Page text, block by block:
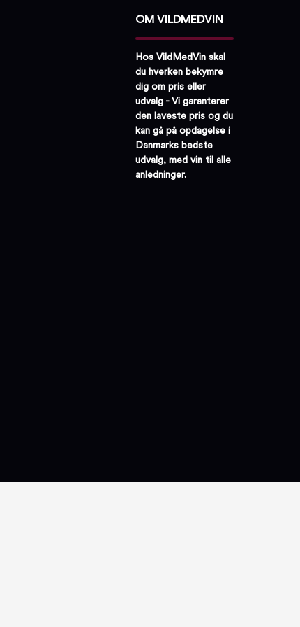
OM VILDMEDVIN
Hos VildMedVin skal
du hverken bekymre
dig om pris eller
udvalg - Vi garanterer
den laveste pris og du
kan gå på opdagelse i
Danmarks bedste
udvalg, med vin til alle
anledninger.